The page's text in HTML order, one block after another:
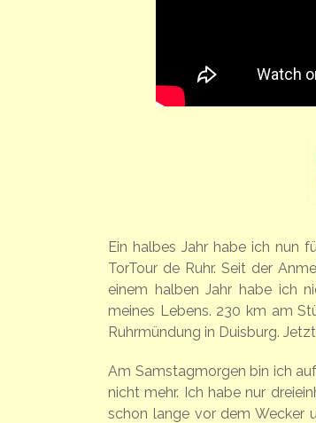
Ein halbes Jahr habe ich nun
TorTour de Ruhr. Seit der
einem halben Jahr habe ich
meines Lebens. 230 km am
Ruhrmündung in Duisburg.
Am Samstagmorgen bin ich
nicht mehr. Ich habe nur
schon lange vor dem Wecker